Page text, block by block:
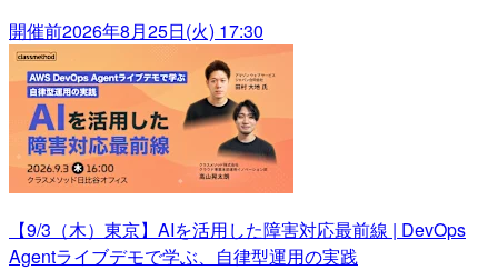
開催前2026年8月25日(火) 17:30
【9/3（木）東京】AIを活用した障害対応最前線 | DevOps
Agentライブデモで学ぶ、自律型運用の実践